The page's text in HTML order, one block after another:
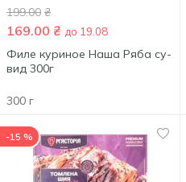
199.00 ₴
169.00 ₴ до 19.08
Филе куриное Наша Ряба су-
вид 300г
300 г
-15 %